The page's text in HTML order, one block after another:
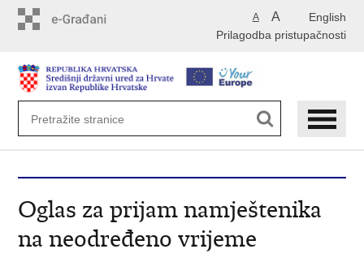
English
A A
Prilagodba pristupačnosti
Oglas za prijam namještenika
na neodređeno vrijeme